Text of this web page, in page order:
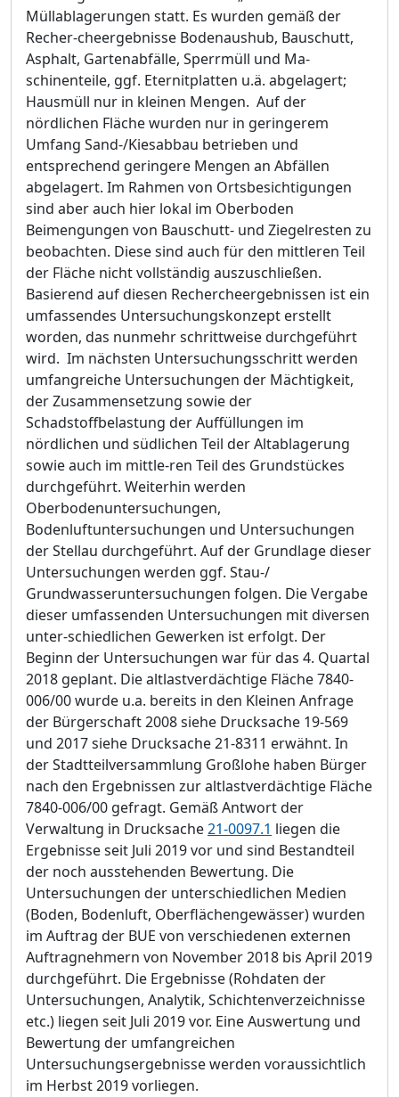
Müllablagerungen statt. Es wurden gemäß der
Recher-cheergebnisse Bodenaushub, Bauschutt,
Asphalt, Gartenabfälle, Sperrmüll und Ma-
schinenteile, ggf. Eternitplatten u.ä. abgelagert;
Hausmüll nur in kleinen Mengen. Auf der
nördlichen Fläche wurden nur in geringerem
Umfang Sand-/Kiesabbau betrieben und
entsprechend geringere Mengen an Abfällen
abgelagert. Im Rahmen von Ortsbesichtigungen
sind aber auch hier lokal im Oberboden
Beimengungen von Bauschutt- und Ziegelresten zu
beobachten. Diese sind auch für den mittleren Teil
der Fläche nicht vollständig auszuschließen.
Basierend auf diesen Rechercheergebnissen ist ein
umfassendes Untersuchungskonzept erstellt
worden, das nunmehr schrittweise durchgeführt
wird. Im nächsten Untersuchungsschritt werden
umfangreiche Untersuchungen der Mächtigkeit,
der Zusammensetzung sowie der
Schadstoffbelastung der Auffüllungen im
nördlichen und südlichen Teil der Altablagerung
sowie auch im mittle-ren Teil des Grundstückes
durchgeführt. Weiterhin werden
Oberbodenuntersuchungen,
Bodenluftuntersuchungen und Untersuchungen
der Stellau durchgeführt. Auf der Grundlage dieser
Untersuchungen werden ggf. Stau-/
Grundwasseruntersuchungen folgen. Die Vergabe
dieser umfassenden Untersuchungen mit diversen
unter-schiedlichen Gewerken ist erfolgt. Der
Beginn der Untersuchungen war für das 4. Quartal
2018 geplant. Die altlastverdächtige Fläche 7840-
006/00 wurde u.a. bereits in den Kleinen Anfrage
der Bürgerschaft 2008 siehe Drucksache 19-569
und 2017 siehe Drucksache 21-8311 erwähnt. In
der Stadtteilversammlung Großlohe haben Bürger
nach den Ergebnissen zur altlastverdächtige Fläche
7840-006/00 gefragt. Gemäß Antwort der
Verwaltung in Drucksache21-0097.1 liegen die
Ergebnisse seit Juli 2019 vor und sind Bestandteil
der noch ausstehenden Bewertung. Die
Untersuchungen der unterschiedlichen Medien
(Boden, Bodenluft, Oberflächengewässer) wurden
im Auftrag der BUE von verschiedenen externen
Auftragnehmern von November 2018 bis April 2019
durchgeführt. Die Ergebnisse (Rohdaten der
Untersuchungen, Analytik, Schichtenverzeichnisse
etc.) liegen seit Juli 2019 vor. Eine Auswertung und
Bewertung der umfangreichen
Untersuchungsergebnisse werden voraussichtlich
im Herbst 2019 vorliegen.